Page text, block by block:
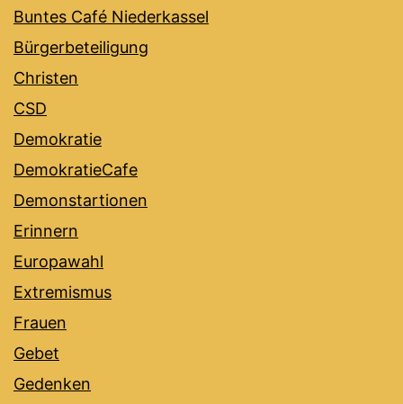
Buntes Café Niederkassel
Bürgerbeteiligung
Christen
CSD
Demokratie
DemokratieCafe
Demonstartionen
Erinnern
Europawahl
Extremismus
Frauen
Gebet
Gedenken